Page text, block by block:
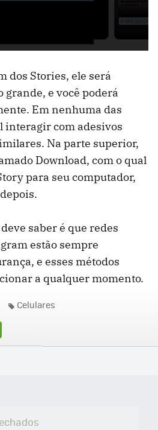
dos Stories, ele será
e você poderá
Em nenhuma das
interagir com adesivos
Na parte superior,
Download, com o qual
para seu computador,
saber é que redes
estão sempre
e esses métodos
a qualquer momento.
Celulares